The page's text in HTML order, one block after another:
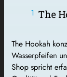
The
The Hookah
Wasserpfeifen
Shop spricht